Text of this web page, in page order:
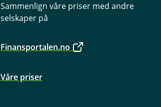
Sammenlign våre priser med andre
selskaper på
Finansportalen.no
Våre priser